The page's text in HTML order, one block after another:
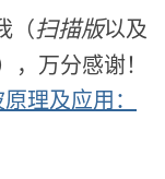
（扫描版以及
，万分感谢！
理及应用：